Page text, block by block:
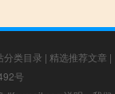
分类目录 | 精选推荐文章 |
号